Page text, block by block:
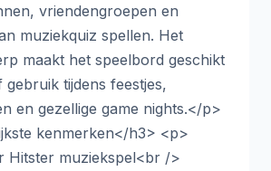
vriendengroepen en
muziekquiz spellen. Het
maakt het speelbord geschikt
tijdens feestjes,
en gezellige game nights.</p>
kenmerken</h3> <p>
Hitster muziekspel<br />